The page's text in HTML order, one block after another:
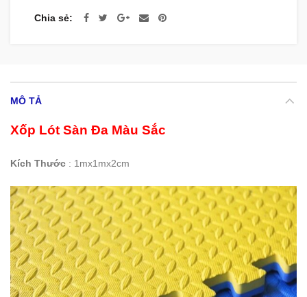
Chia sẻ
MÔ TẢ
Xốp Lót Sàn Đa Màu Sắc
Kích Thước : 1mx1mx2cm